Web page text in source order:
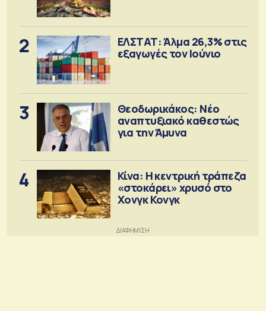
2
ΕΛΣΤΑΤ: Άλμα 26,3% στις
εξαγωγές τον Ιούνιο
3
Θεοδωρικάκος: Νέο
αναπτυξιακό καθεστώς
για την Άμυνα
4
Κίνα: Η κεντρική τράπεζα
«στοκάρει» χρυσό στο
Χονγκ Κονγκ